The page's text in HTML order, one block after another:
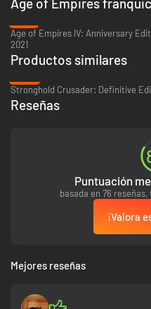
2021
Productos similares
Reseñas
Puntuación
basada en 76
¡Valora
Mejores reseñas